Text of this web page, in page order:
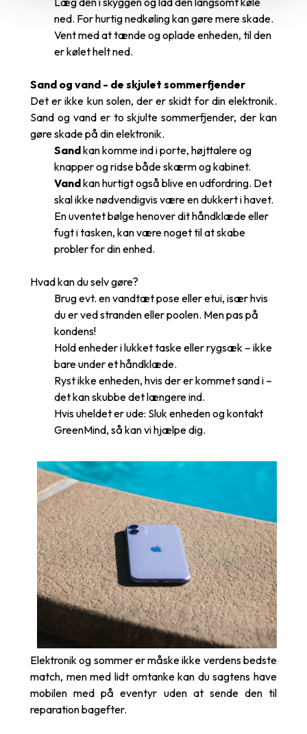
ned. For hurtig nedkøling kan gøre mere skade.
Vent med at tænde og oplade enheden, til den
er kølet helt ned.
Sand og vand - de skjulet sommerfjender
Det er ikke kun solen, der er skidt for din elektronik.
Sand og vand er to skjulte sommerfjender, der kan
gøre skade på din elektronik.
Sandkan komme ind i porte, højttalere og
knapper og ridse både skærm og kabinet.
Vandkan hurtigt også blive en udfordring. Det
skal ikke nødvendigvis være en dukkert i havet.
En uventet bølge henover dit håndklæde eller
fugt i tasken, kan være noget til at skabe
probler for din enhed.
Hvad kan du selv gøre?
Brug evt. en vandtæt pose eller etui, især hvis
du er ved stranden eller poolen. Men pas på
kondens!
Hold enheder i lukket taske eller rygsæk – ikke
bare under et håndklæde.
Ryst ikke enheden, hvis der er kommet sand i –
det kan skubbe det længere ind.
Hvis uheldet er ude: Sluk enheden og kontakt
GreenMind, så kan vi hjælpe dig.
Elektronik og sommer er måske ikke verdens bedste
match, men med lidt omtanke kan du sagtens have
mobilen med på eventyr uden at sende den til
reparation bagefter.